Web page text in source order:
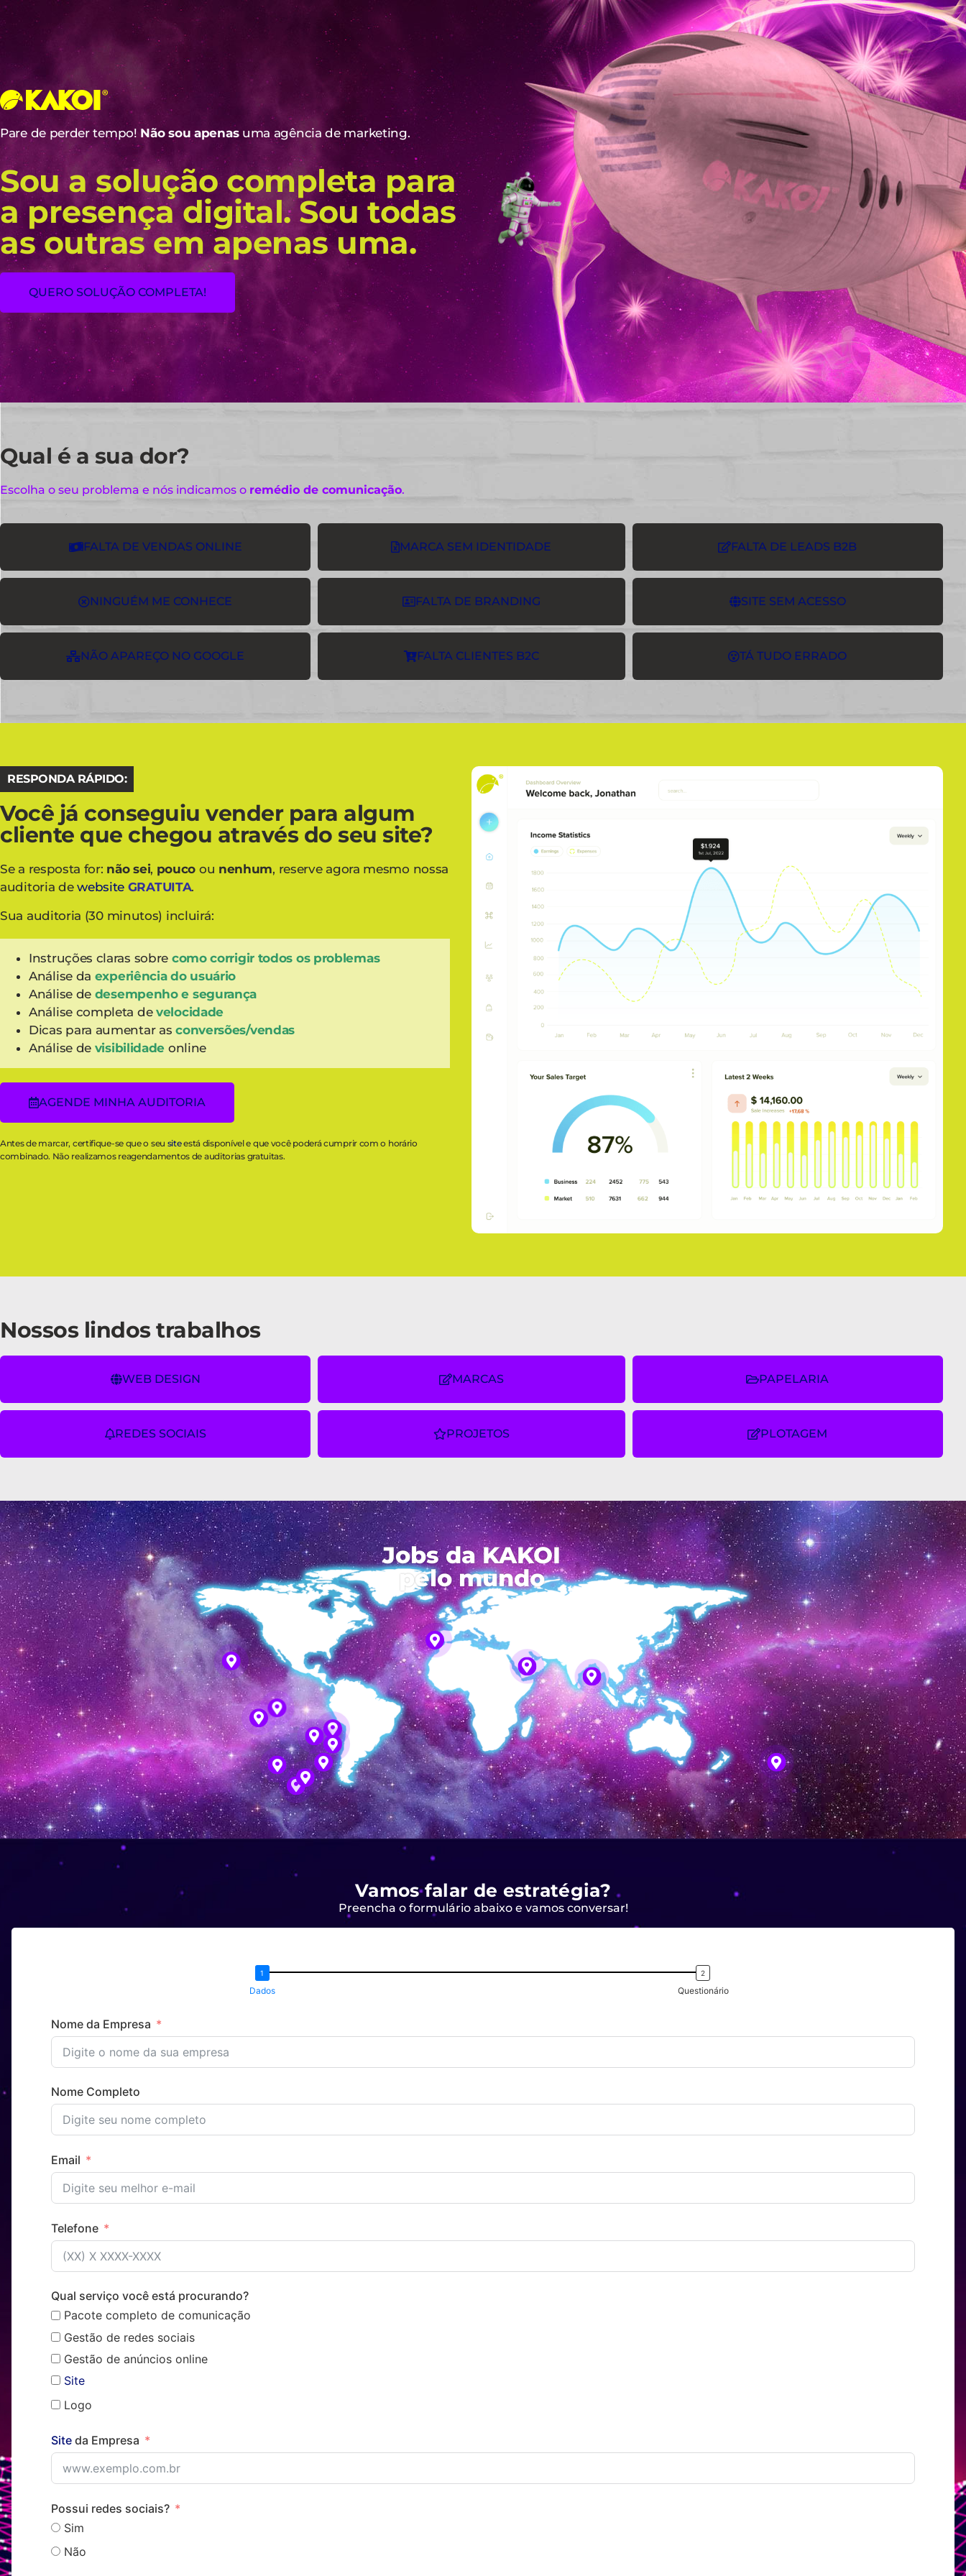
Pare de perder tempo! Não sou apenasuma agência de marketing.
Sou a solução completa para
a presença digital. Sou todas
as outras em apenas uma.
QUERO SOLUÇÃO COMPLETA!
Qual é a sua dor?
Escolha o seu problema e nós indicamos o remédio de comunicação.
FALTA DE VENDAS ONLINE MARCA SEM IDENTIDADE FALTA DE LEADS B2B
NINGUÉM ME CONHECE FALTA DE BRANDING SITE SEM ACESSO
NÃO APAREÇO NO GOOGLE FALTA CLIENTES B2C TÁ TUDO ERRADO
RESPONDA RÁPIDO:
Você já conseguiu vender para algum
cliente que chegou através do seu site?
Se a resposta for: não sei, pouco ou nenhum, reserve agora mesmo nossa
auditoria dewebsite GRATUITA.
Sua auditoria (30 minutos) incluirá:
Instruções claras sobre como corrigir todos os problemas
Análise da experiência do usuário
Análise de desempenho e segurança
Análise completa de velocidade
Dicas para aumentar asconversões/vendas
Análise de visibilidade online
AGENDE MINHA AUDITORIA
Antes de marcar, certifique-se que o seu siteestá disponível e que você poderá cumprir com o horário
combinado. Não realizamos reagendamentos de auditorias gratuitas.
Nossos lindos trabalhos
WEB DESIGN MARCAS PAPELARIA
REDES SOCIAIS PROJETOS PLOTAGEM
Jobs da KAKOI
pelo mundo
Vamos falar de estratégia?
Preencha o formulário abaixo e vamos conversar!
Dados Questionário
Nome da Empresa
Nome Completo
Email
Telefone
Qual serviço você está procurando?
Pacote completo de comunicação
Gestão de redes sociais
Gestão de anúncios online
Site
Logo
Site da Empresa
Possui redes sociais?
Sim
Não